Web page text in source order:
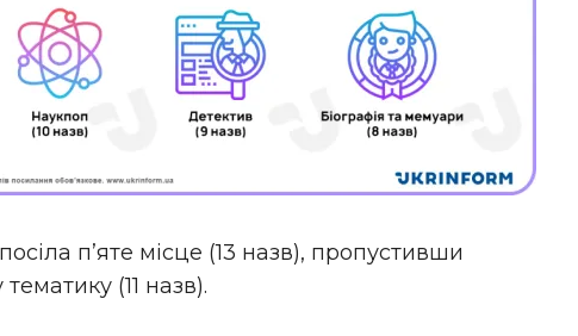
п’яте місце (13 назв), пропустивши
(11 назв).